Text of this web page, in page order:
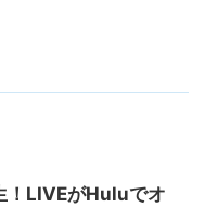
！LIVEがHuluでオ